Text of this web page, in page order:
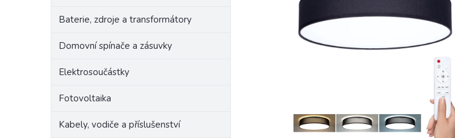
Baterie, zdroje a transformátory
Domovní spínače a zásuvky
Elektrosoučástky
Fotovoltaika
Kabely, vodiče a příslušenství